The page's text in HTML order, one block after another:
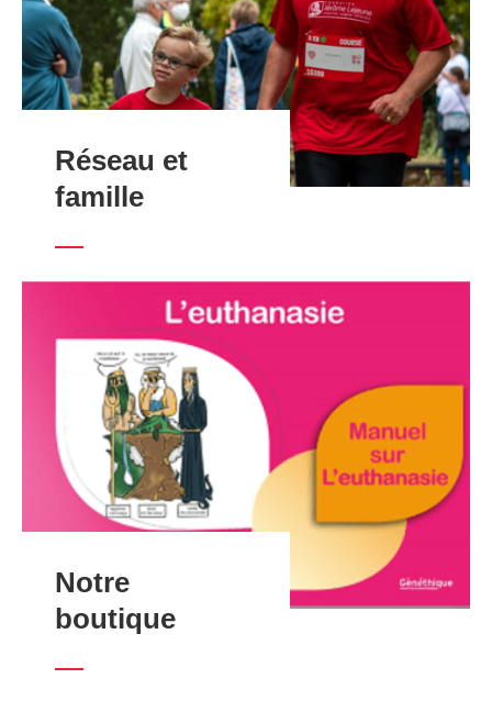
Réseau et
famille
Notre
boutique